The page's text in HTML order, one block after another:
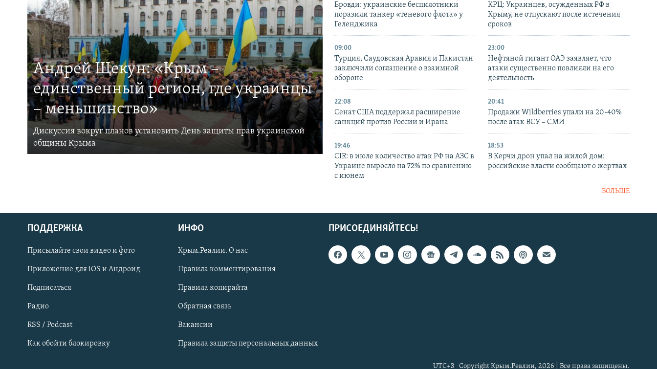
Українською
Qırımtatar
ПРИСОЕДИНЯЙТЕСЬ!
Андрей Щекун: «Крым –
единственный регион, где украинцы
– меньшинство»
Дискуссия вокруг планов установить День защиты прав украинской
общины Крыма
Бровди: украинские беспилотники
поразили танкер «теневого флота» у
Геленджика
КРЦ: Украинцев, осужденных РФ в
Крыму, не отпускают после истечения
сроков
09:00
Турция, Саудовская Аравия и Пакистан
заключили соглашение о взаимной
обороне
23:00
Нефтяной гигант ОАЭ заявляет, что
атаки существенно повлияли на его
деятельность
22:08
Сенат США поддержал расширение
санкций против России и Ирана
20:41
Продажи Wildberries упали на 20-40%
после атак ВСУ – СМИ
19:46
CIR: в июле количество атак РФ на АЗС в
Украине выросло на 72% по сравнению
с июнем
18:53
В Керчи дрон упал на жилой дом:
российские власти сообщают о жертвах
БОЛЬШЕ
ПРИСОЕДИНЯЙТЕСЬ!
ПОДДЕРЖКА
Присылайте свои видео и фото
Приложение для iOS и Андроид
Подписаться
Радио
RSS / Podcast
Как обойти блокировку
ИНФО
Крым.Реалии. О нас
Правила комментирования
Правила копирайта
Обратная связь
Вакансии
Правила защиты персональных данных
Copyright Крым.Реалии, 2026 | Все права защищены.
UTC+3